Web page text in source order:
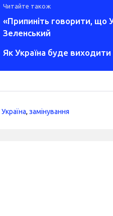
Читайте також
«Припиніть говорити, що
Зеленський
Як Україна буде
Україна,замінування